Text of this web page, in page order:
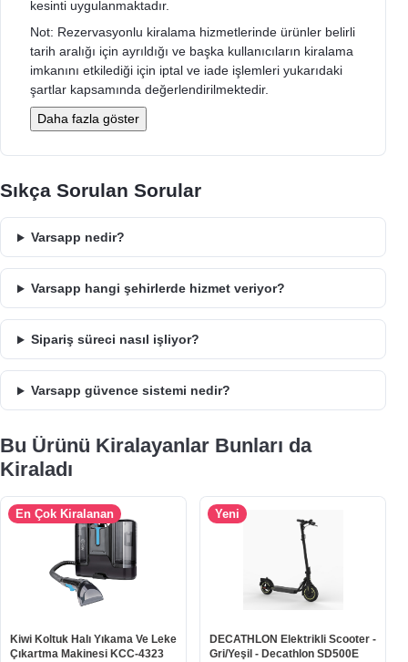
kesinti uygulanmaktadır.
Not: Rezervasyonlu kiralama hizmetlerinde ürünler belirli
tarih aralığı için ayrıldığı ve başka kullanıcıların kiralama
imkanını etkilediği için iptal ve iade işlemleri yukarıdaki
şartlar kapsamında değerlendirilmektedir.
Daha fazla göster
Sıkça Sorulan Sorular
Varsapp nedir?
Varsapp hangi şehirlerde hizmet veriyor?
Sipariş süreci nasıl işliyor?
Varsapp güvence sistemi nedir?
Bu Ürünü Kiralayanlar Bunları da
Kiraladı
En Çok Kiralanan
Kiwi Koltuk Halı Yıkama Ve Leke
Çıkartma Makinesi KCC-4323
Yeni
DECATHLON Elektrikli Scooter -
Gri/Yeşil - Decathlon SD500E